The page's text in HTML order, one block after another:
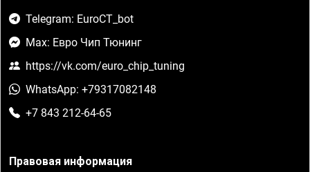
Telegram: EuroCT_bot
Max: Евро Чип Тюнинг
https://vk.com/euro_chip_tuning
WhatsApp: +79317082148
+7 843 212-64-65
Правовая информация